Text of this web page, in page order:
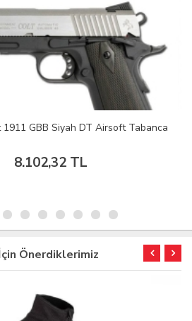
GBB Siyah DT Airsoft Tabanca
8.102,32 TL
Önerdiklerimiz